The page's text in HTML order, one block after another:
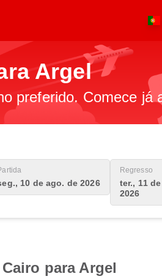
Argel
preferido. Comece já
10 de ago. de 2026
Regresso
ter., 11
2026
para Argel